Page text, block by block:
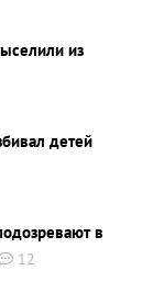
из
детей
в
12